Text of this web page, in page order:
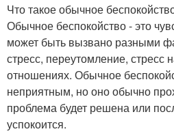
Что такое обычное
Обычное беспокойство - это
может быть вызвано разными
стресс, переутомление, стресс
отношениях. Обычное
неприятным, но оно обычно
проблема будет решена или
успокоится.